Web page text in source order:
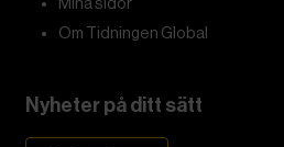
Mina sidor
Om Tidningen Global
Nyheter på ditt sätt